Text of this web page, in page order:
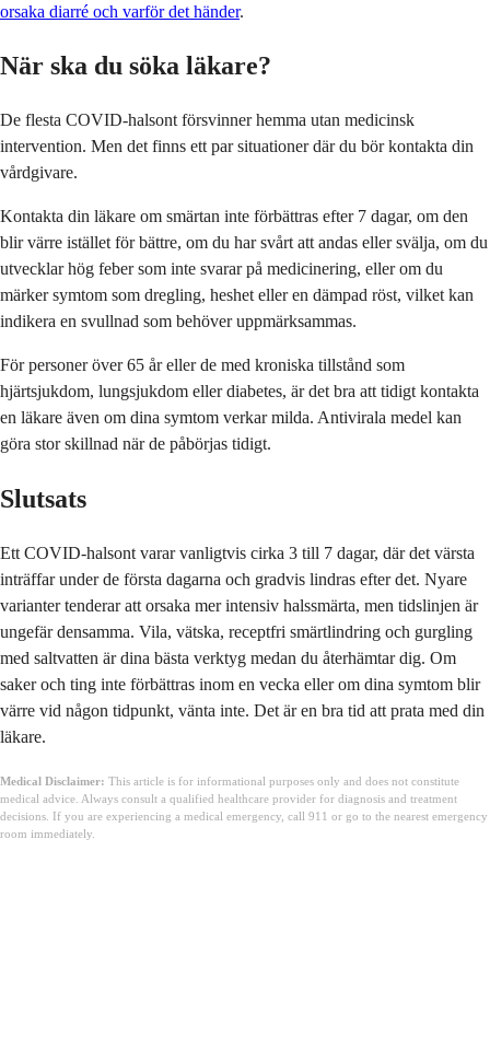
orsaka diarré och varför det händer.
När ska du söka läkare?
De flesta COVID-halsont försvinner hemma utan medicinsk
intervention. Men det finns ett par situationer där du bör kontakta din
vårdgivare.
Kontakta din läkare om smärtan inte förbättras efter 7 dagar, om den
blir värre istället för bättre, om du har svårt att andas eller svälja, om du
utvecklar hög feber som inte svarar på medicinering, eller om du
märker symtom som dregling, heshet eller en dämpad röst, vilket kan
indikera en svullnad som behöver uppmärksammas.
För personer över 65 år eller de med kroniska tillstånd som
hjärtsjukdom, lungsjukdom eller diabetes, är det bra att tidigt kontakta
en läkare även om dina symtom verkar milda. Antivirala medel kan
göra stor skillnad när de påbörjas tidigt.
Slutsats
Ett COVID-halsont varar vanligtvis cirka 3 till 7 dagar, där det värsta
inträffar under de första dagarna och gradvis lindras efter det. Nyare
varianter tenderar att orsaka mer intensiv halssmärta, men tidslinjen är
ungefär densamma. Vila, vätska, receptfri smärtlindring och gurgling
med saltvatten är dina bästa verktyg medan du återhämtar dig. Om
saker och ting inte förbättras inom en vecka eller om dina symtom blir
värre vid någon tidpunkt, vänta inte. Det är en bra tid att prata med din
läkare.
Medical Disclaimer: This article is for informational purposes only and does not constitute
medical advice. Always consult a qualified healthcare provider for diagnosis and treatment
decisions. If you are experiencing a medical emergency, call 911 or go to the nearest emergency
room immediately.